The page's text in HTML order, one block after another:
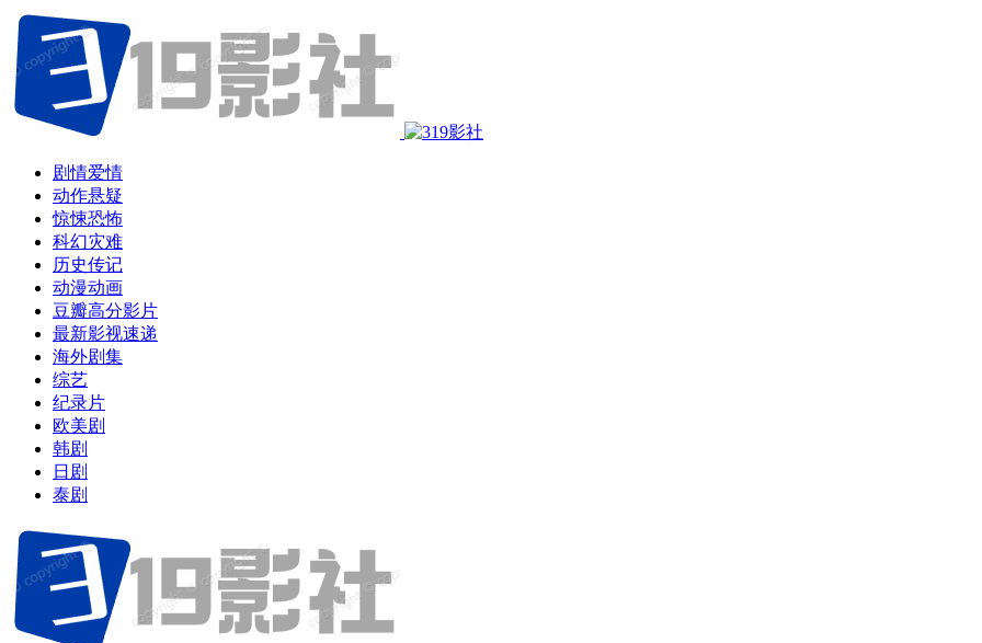
剧情爱情
动作悬疑
惊悚恐怖
科幻灾难
历史传记
动漫动画
豆瓣高分影片
最新影视速递
海外剧集
综艺
纪录片
欧美剧
韩剧
日剧
泰剧